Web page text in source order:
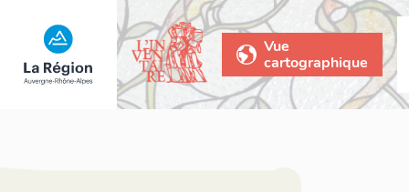
Vue
cartographique